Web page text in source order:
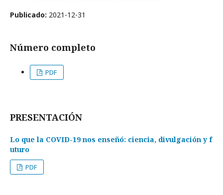
Publicado: 2021-12-31
Número completo
PDF
PRESENTACIÓN
Lo que la COVID-19 nos enseñó: ciencia, divulgación y f
uturo
PDF